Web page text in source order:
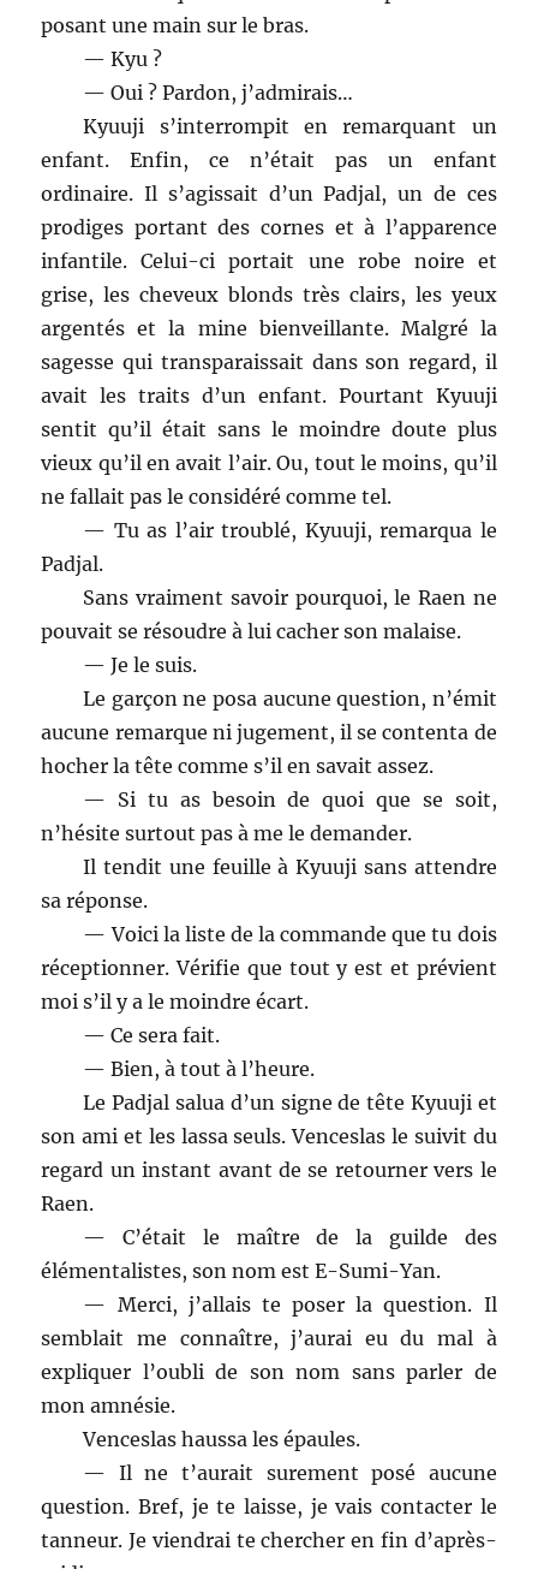
posant une main sur le bras.
— Kyu ?
— Oui ? Pardon, j’admirais…
Kyuuji s’interrompit en remarquant un
enfant. Enfin, ce n’était pas un enfant
ordinaire. Il s’agissait d’un Padjal, un de ces
prodiges portant des cornes et à l’apparence
infantile. Celui-ci portait une robe noire et
grise, les cheveux blonds très clairs, les yeux
argentés et la mine bienveillante. Malgré la
sagesse qui transparaissait dans son regard, il
avait les traits d’un enfant. Pourtant Kyuuji
sentit qu’il était sans le moindre doute plus
vieux qu’il en avait l’air. Ou, tout le moins, qu’il
ne fallait pas le considéré comme tel.
— Tu as l’air troublé, Kyuuji, remarqua le
Padjal.
Sans vraiment savoir pourquoi, le Raen ne
pouvait se résoudre à lui cacher son malaise.
— Je le suis.
Le garçon ne posa aucune question, n’émit
aucune remarque ni jugement, il se contenta de
hocher la tête comme s’il en savait assez.
— Si tu as besoin de quoi que se soit,
n’hésite surtout pas à me le demander.
Il tendit une feuille à Kyuuji sans attendre
sa réponse.
— Voici la liste de la commande que tu dois
réceptionner. Vérifie que tout y est et prévient
moi s’il y a le moindre écart.
— Ce sera fait.
— Bien, à tout à l’heure.
Le Padjal salua d’un signe de tête Kyuuji et
son ami et les lassa seuls. Venceslas le suivit du
regard un instant avant de se retourner vers le
Raen.
— C’était le maître de la guilde des
élémentalistes, son nom est E-Sumi-Yan.
— Merci, j’allais te poser la question. Il
semblait me connaître, j’aurai eu du mal à
expliquer l’oubli de son nom sans parler de
mon amnésie.
Venceslas haussa les épaules.
— Il ne t’aurait surement posé aucune
question. Bref, je te laisse, je vais contacter le
tanneur. Je viendrai te chercher en fin d’après-